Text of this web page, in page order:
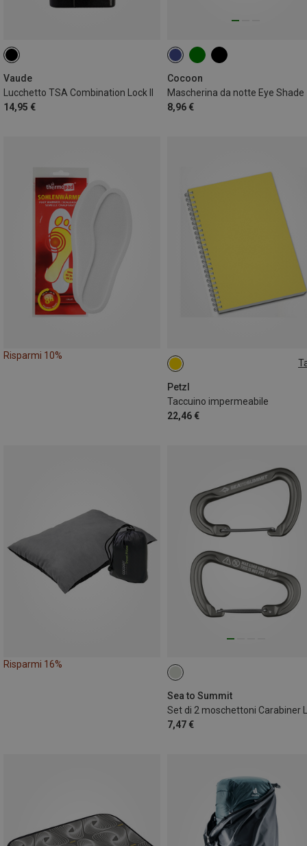
Vaude
Lucchetto TSA Combination Lock II
14,95 €
Cocoon
Mascherina da notte Eye Shade
8,96 €
Risparmi 10%
Petzl
Taccuino impermeabile
22,46 €
DIN A6
Risparmi 16%
Sea to Summit
7,47 €